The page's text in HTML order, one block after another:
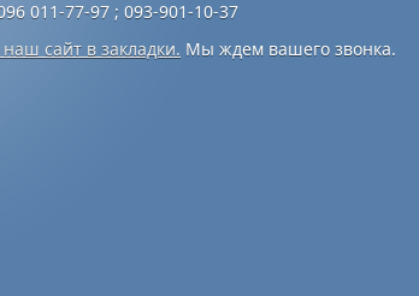
011-77-97 ; 093-901-10-37
сайт в закладки. Мы ждем вашего звонка.